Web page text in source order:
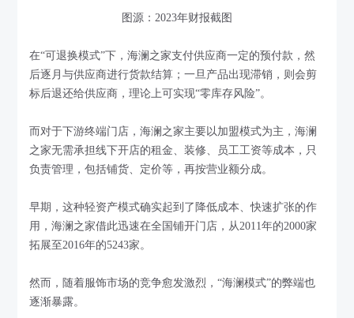
图源：2023年财报截图
在“可退换模式”下，海澜之家支付供应商一定的预付款，然
后逐月与供应商进行货款结算；一旦产品出现滞销，则会剪
标后退还给供应商，理论上可实现“零库存风险”。
而对于下游终端门店，海澜之家主要以加盟模式为主，海澜
之家无需承担线下开店的租金、装修、员工工资等成本，只
负责管理，包括铺货、定价等，再按营业额分成。
早期，这种轻资产模式确实起到了降低成本、快速扩张的作
用，海澜之家借此迅速在全国铺开门店，从2011年的2000家
拓展至2016年的5243家。
然而，随着服饰市场的竞争愈发激烈，“海澜模式”的弊端也
逐渐暴露。